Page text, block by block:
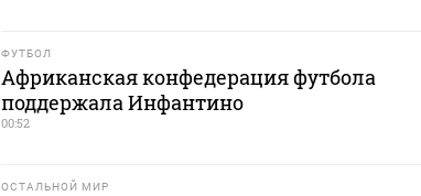
ФУТБОЛ
Африканская конфедерация футбола
поддержала Инфантино
00:52
ОСТАЛЬНОЙ МИР